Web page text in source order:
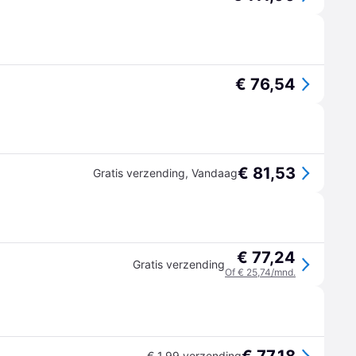
€ 76,54
Gratis verzending, Vandaag€ 81,53
Gratis verzending € 77,24
Of € 25,74/mnd.